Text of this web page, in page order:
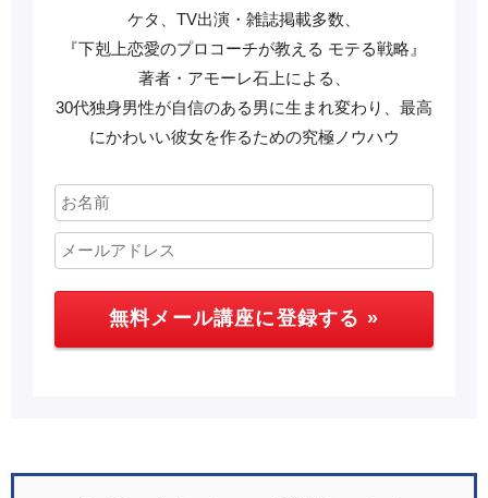
ケタ、TV出演・雑誌掲載多数、
『下剋上恋愛のプロコーチが教える モテる戦略』
著者・アモーレ石上による、
30代独身男性が自信のある男に生まれ変わり、最高
にかわいい彼女を作るための究極ノウハウ